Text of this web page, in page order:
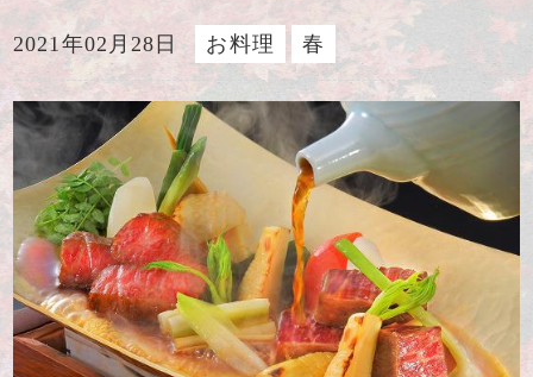
2021年02月28日 お料理 春